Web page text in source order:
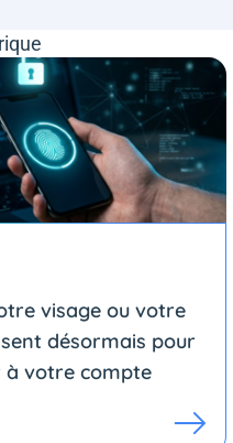
visage ou votre
désormais pour
à votre compte